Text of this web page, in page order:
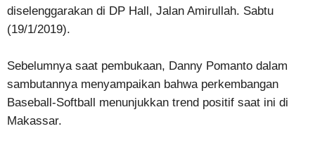
diselenggarakan di DP Hall, Jalan Amirullah. Sabtu
(19/1/2019).
Sebelumnya saat pembukaan, Danny Pomanto dalam
sambutannya menyampaikan bahwa perkembangan
Baseball-Softball menunjukkan trend positif saat ini di
Makassar.